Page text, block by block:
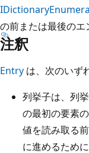
の前または最後のエ
注釈
Entry は、次のいず
列挙子は、列
の最初の要素
値を読み取る
に進めるため